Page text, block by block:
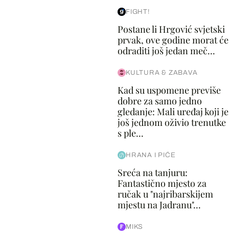
FIGHT!
Postane li Hrgović svjetski
prvak, ove godine morat će
odraditi još jedan meč...
KULTURA & ZABAVA
Kad su uspomene previše
dobre za samo jedno
gledanje: Mali uređaj koji je
još jednom oživio trenutke
s ple...
HRANA I PIĆE
Sreća na tanjuru:
Fantastično mjesto za
ručak u "najribarskijem
mjestu na Jadranu"...
MIKS